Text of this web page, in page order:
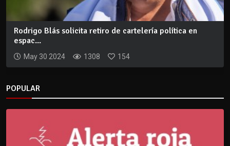
Rodrigo Blás solicita retiro de cartelería política en
espac...
May 30 2024 1308 154
POPULAR